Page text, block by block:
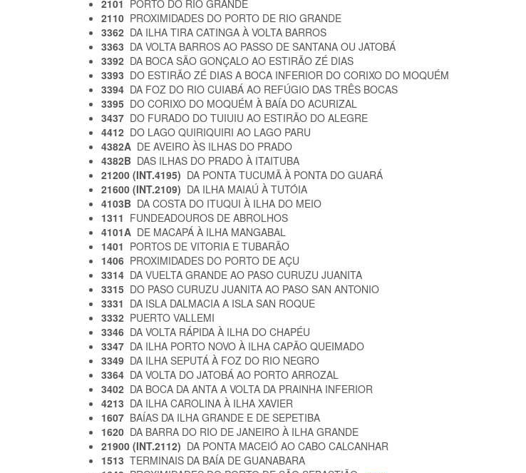
2101 PORTO DO RIO GRANDE
2110 PROXIMIDADES DO PORTO DE RIO GRANDE
3362 DA ILHA TIRA CATINGA À VOLTA BARROS
3363 DA VOLTA BARROS AO PASSO DE SANTANA OU JATOBÁ
3392 DA BOCA SÃO GONÇALO AO ESTIRÃO ZÉ DIAS
3393 DO ESTIRÃO ZÉ DIAS A BOCA INFERIOR DO CORIXO DO MOQUÉM
3394 DA FOZ DO RIO CUIABÁ AO REFÚGIO DAS TRÊS BOCAS
3395 DO CORIXO DO MOQUÉM À BAÍA DO ACURIZAL
3437 DO FURADO DO TUIUIU AO ESTIRÃO DO ALEGRE
4412 DO LAGO QUIRIQUIRI AO LAGO PARU
4382A DE AVEIRO ÀS ILHAS DO PRADO
4382B DAS ILHAS DO PRADO À ITAITUBA
21200 (INT.4195) DA PONTA TUCUMÃ À PONTA DO GUARÁ
21600 (INT.2109) DA ILHA MAIAÚ À TUTÓIA
4103B DA COSTA DO ITUQUI À ILHA DO MEIO
1311 FUNDEADOUROS DE ABROLHOS
4101A DE MACAPÁ À ILHA MANGABAL
1401 PORTOS DE VITORIA E TUBARÃO
1406 PROXIMIDADES DO PORTO DE AÇU
3314 DA VUELTA GRANDE AO PASO CURUZU JUANITA
3315 DO PASO CURUZU JUANITA AO PASO SAN ANTONIO
3331 DA ISLA DALMACIA A ISLA SAN ROQUE
3332 PUERTO VALLEMI
3346 DA VOLTA RÁPIDA À ILHA DO CHAPÉU
3347 DA ILHA PORTO NOVO À ILHA CAPÃO QUEIMADO
3349 DA ILHA SEPUTÁ À FOZ DO RIO NEGRO
3364 DA VOLTA DO JATOBÁ AO PORTO ARROZAL
3402 DA BOCA DA ANTA A VOLTA DA PRAINHA INFERIOR
4213 DA ILHA CAROLINA À ILHA XAVIER
1607 BAÍAS DA ILHA GRANDE E DE SEPETIBA
1620 DA BARRA DO RIO DE JANEIRO À ILHA GRANDE
21900 (INT.2112) DA PONTA MACEIÓ AO CABO CALCANHAR
1513 TERMINAIS DA BAÍA DE GUANABARA